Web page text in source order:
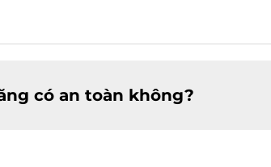
có an toàn không?